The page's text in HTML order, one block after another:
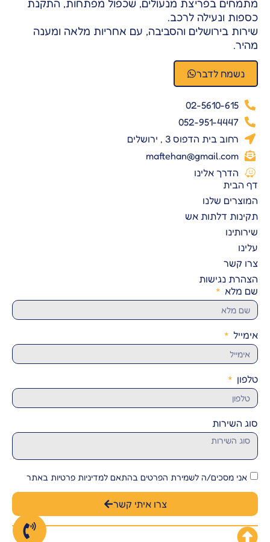
מתמחים בפריצת מנעולים, שכפול מפתחות, התקנת
כספות ונעילה לרכב.
שירות בירושלים והסביבה, עם אחריות מלאה ומענה
מהיר.
נשמח לדבר
02-5610-615
052-951-4447
רחוב בית הדפוס 3 , ירושלים
maftehan@gmail.com
הדרך אלינו
דף הבית
המוצרים שלנו
תקינות דלתות אש
שירותינו
עלינו
צרו קשר
הצהרת נגישות
שם מלא
אימייל
טלפון
סוג השירות
אני מסכים/ה לשמירת הפרטים בהתאם למדיניות פרטיות באתר
צרו איתי קשר